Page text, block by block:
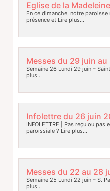
Eglise de la
En ce dimanche, notre paroisse
présence etLire plus…
Messes du 29 juin
Semaine 26 Lundi 29 juin –
plus…
Infolettre du 26 juin
INFOLETTRE | Pas reçu ou pas
paroissiale ? Lire plus…
Messes du 22 au 28
Semaine 25 Lundi 22 juin – S.
plus…